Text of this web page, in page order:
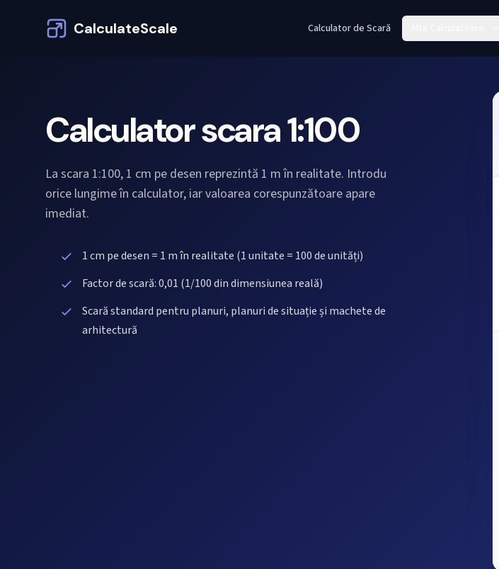
CalculateScale Calculator de Scară
Calculator scara 1:100
La scara 1:100, 1 cm pe desen reprezintă 1 m în realitate. Introdu
orice lungime în calculator, iar valoarea corespunzătoare apare
imediat.
1 cm pe desen = 1 m în realitate (1 unitate = 100 de unități)
Factor de scară: 0,01 (1/100 din dimensiunea reală)
Scară standard pentru planuri, planuri de situație și machete de
arhitectură